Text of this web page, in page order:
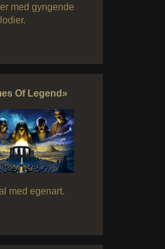
med gyngende
Of Legend»
med egenart.